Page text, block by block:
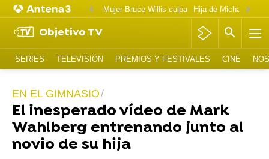
Mujer Bruce Willis culpa
Objetivo TV
SERIES TELEVISIÓN PREMIOS Y FESTIVALES CINE
EN EL GIMNASIO
El inesperado vídeo de Mark
Wahlberg entrenando junto al
novio de su hija